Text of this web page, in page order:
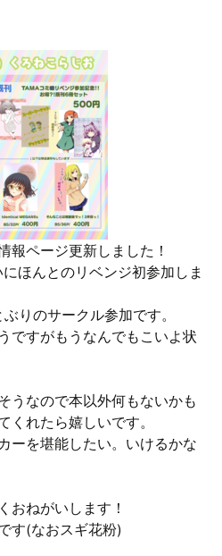
報ページ更新しました！
ほんとのリベンジ初参加しま
りのサークル参加です。
ですがもうなんでもこいよ状
うなので本以外何もないかも
くれたら嬉しいです。
ーを堪能したい。いけるかな
おねがいします！
す(なおスギ花粉)